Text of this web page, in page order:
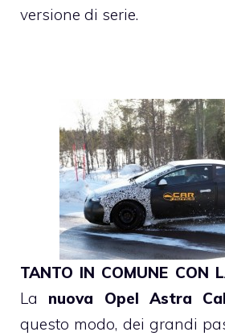
versione di serie.
TANTO IN COMUNE CON
La nuova Opel Astra
questo modo, dei grandi